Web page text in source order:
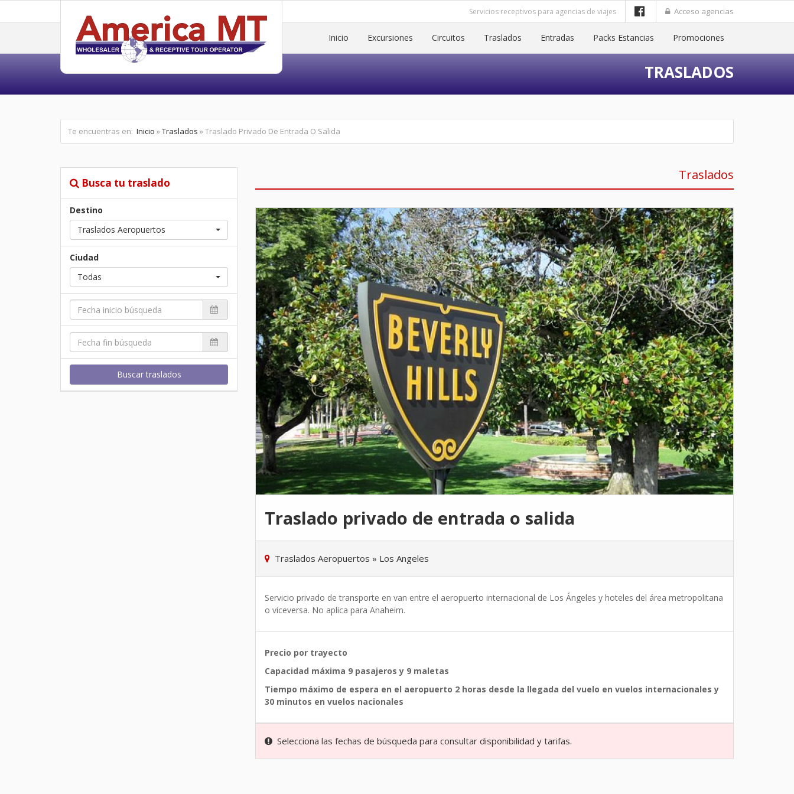
Acceso agencias
Servicios receptivos para agencias de viajes
Inicio Excursiones Circuitos Traslados Entradas Packs Estancias Promociones
TRASLADOS
Te encuentras en: Inicio »Traslados » Traslado Privado De Entrada O Salida
Busca tu traslado
Destino
Traslados Aeropuertos
Ciudad
Todas
Buscar traslados
Traslados
Traslado privado de entrada o salida
Traslados Aeropuertos » Los Angeles
Servicio privado de transporte en van entre el aeropuerto internacional de Los Ángeles y hoteles del área metropolitana
o viceversa. No aplica para Anaheim.
Precio por trayecto
Capacidad máxima 9 pasajeros y 9 maletas
Tiempo máximo de espera en el aeropuerto 2 horas desde la llegada del vuelo en vuelos internacionales y
30 minutos en vuelos nacionales
Selecciona las fechas de búsqueda para consultar disponibilidad y tarifas.